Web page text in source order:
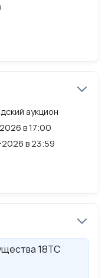
аукцион
в 17:00
в 23:59
18ТС